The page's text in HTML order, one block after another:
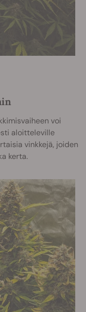
voi
aloitteleville
vinkkejä, joiden
kerta.